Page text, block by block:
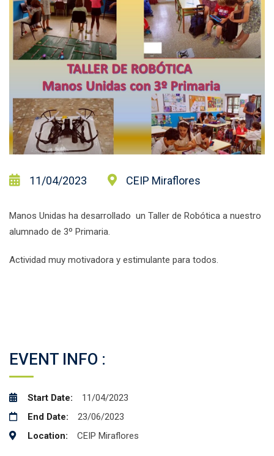
11/04/2023 CEIP Miraflores
Manos Unidas ha desarrollado un Taller de Robótica a nuestro
alumnado de 3º Primaria.
Actividad muy motivadora y estimulante para todos.
EVENT INFO :
Start Date:
11/04/2023
End Date:
23/06/2023
Location:
CEIP Miraflores